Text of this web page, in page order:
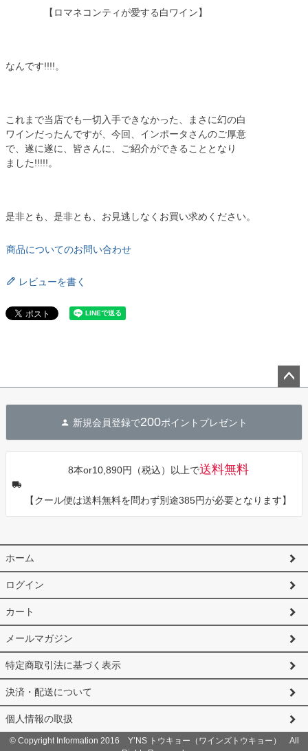
【ロマネコンティが愛する白ワイン】
なんです!!!!。
これまで当店でも一切入手できなかった、まさに幻の白
ワインだったんですが、今回、インポータさんのご厚意
で、遂に遂に、皆さんに、ご紹介ができることとなり
ました!!!!!。
是非とも、是非とも、お見逃しなくお買い求めください。
商品についてのお問い合わせ
レビューを書く
へ
新規会員登録で200ポイントプレゼント
8本or10,890円（税込）以上で送料無料
【クール便は送料無料を問わず別途385円が必要となります】
ホーム
ログイン
カート
メールマガジン
特定商取引法に基づく表示
決済・配送について
個人情報の取扱
© Copyright Information 2016 Y’NS トウキョー（ワインズトウキョー） All